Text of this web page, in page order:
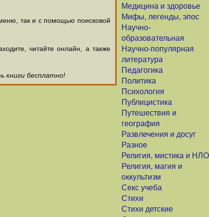
Медицина и здоровье
Мифы, легенды, эпос
Научно-
образовательная
Научно-популярная
литература
Педагогика
Политика
Психология
Публицистика
Путешествия и
география
Развлечения и досуг
Разное
Религия, мистика и НЛО
Религия, магия и
оккультизм
Секс учеба
Стихи
Стихи детские
так и с помощью поисковой
читайте онлайн, а также
книги бесплатно!